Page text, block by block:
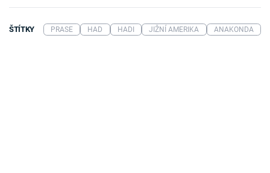
ŠTÍTKY PRASE HAD HADI JIŽNÍ AMERIKA ANAKONDA